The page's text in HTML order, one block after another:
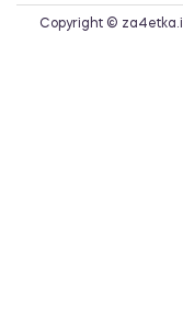
Copyright ©